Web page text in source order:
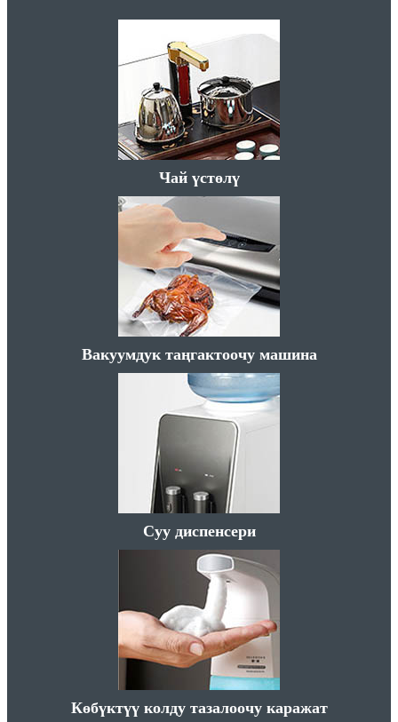
Чай үстөлү
Вакуумдук таңгактоочу машина
Суу диспенсери
Көбүктүү колду тазалоочу каражат